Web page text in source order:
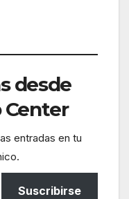
desde
Center
entradas en tu
Suscribirse